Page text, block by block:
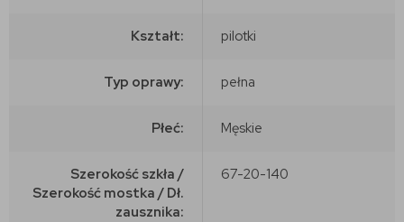
Kształt: pilotki
Typ oprawy: pełna
Płeć: Męskie
Szerokość szkła /
Szerokość mostka / Dł.
zausznika:
67-20-140